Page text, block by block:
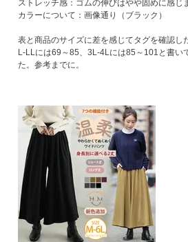
ストレッチ感：ゴムの伸びはやや固めに感じ
カラーについて：画像通り（ブラック）
表と商品のサイズに差を感じてタグを確認し
L-LLには69～85、3L-4Lには85～101と書い
た。参考までに。